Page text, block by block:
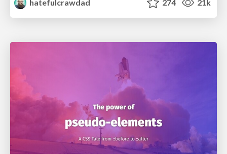
hatefulcrawdad 274 21k